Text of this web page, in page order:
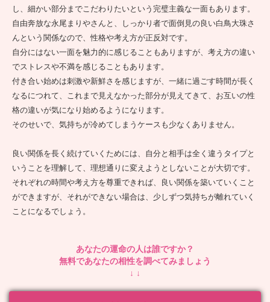
し、細かい部分までこだわりたいという完璧主義な一面もあります。
自由奔放な永尾まりやさんと、しっかり者で面倒見の良い白鳥大珠さ
んという関係なので、性格や考え方が正反対です。
自分にはない一面を魅力的に感じることもありますが、考え方の違い
でストレスや不満を感じることもあります。
付き合い始めは刺激や新鮮さを感じますが、一緒に過ごす時間が長く
なるにつれて、これまで見えなかった部分が見えてきて、お互いの性
格の違いが気になり始めるようになります。
そのせいで、気持ちが冷めてしまうケースも少なくありません。
良い関係を長く続けていくためには、自分と相手は全く違うタイプと
いうことを理解して、理想通りに変えようとしないことが大切です。
それぞれの時間や考え方を尊重できれば、良い関係を築いていくこと
ができますが、それができない場合は、少しずつ気持ちが離れていく
ことになるでしょう。
あなたの運命の人は誰ですか？
無料であなたの相性を調べてみましょう
↓ ↓